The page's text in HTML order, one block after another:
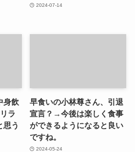
2024-07-14
身飲
ラ
思う
早食いの小林尊さん、引退
宣言？→今後は楽しく食事
ができるようになると良い
ですね。
2024-05-24